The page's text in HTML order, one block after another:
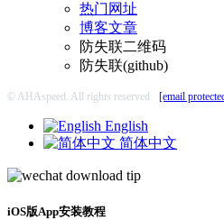
热门网址
博客文章
防失联二维码
防失联(github)
© AHAspeed. All rights reserved [email
English
简体中文
iOS版App安装教程